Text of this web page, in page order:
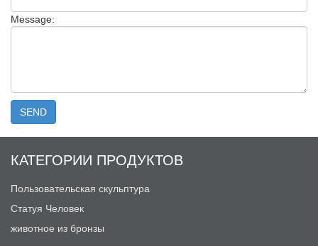
Message:
КАТЕГОРИИ ПРОДУКТОВ
Пользовательская скульптура
Статуя Человек
животное из бронзы